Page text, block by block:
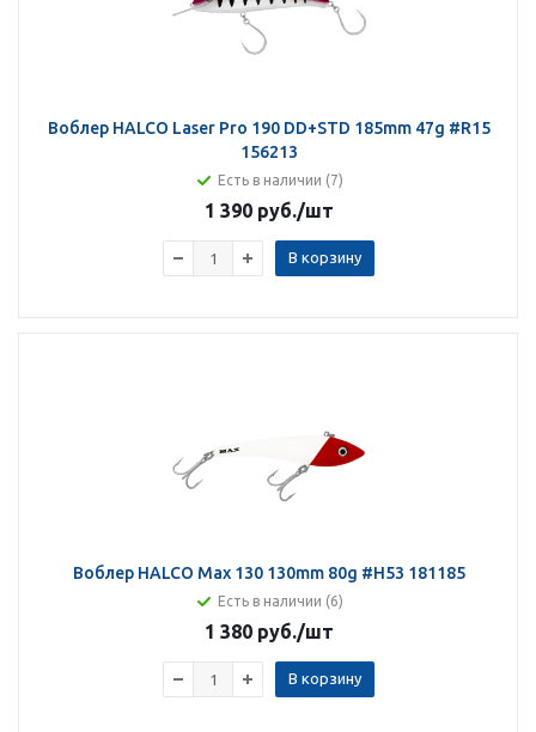
Воблер HALCO Laser Pro 190 DD+STD 185mm 47g #R15
156213
Есть в наличии (7)
1 390 руб./шт
В корзину
Воблер HALCO Max 130 130mm 80g #H53 181185
Есть в наличии (6)
1 380 руб./шт
В корзину